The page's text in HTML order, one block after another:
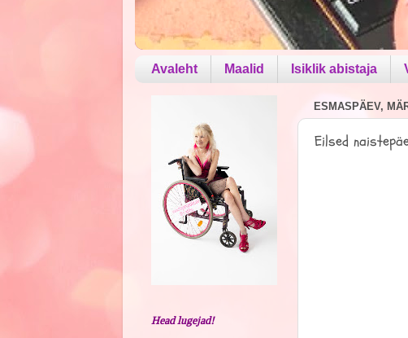
Avaleht Maalid Isiklik abistaja
ESMASPÄEV,
Eilsed
Head lugejad!